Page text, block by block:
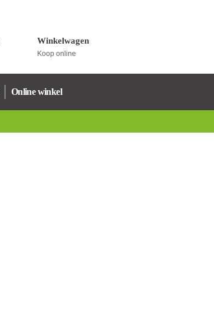
Winkelwagen
Koop online
Online winkel